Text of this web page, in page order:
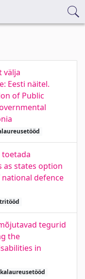
välja
Eesti näitel.
of Public
as states option
defence
tegurid
the
in